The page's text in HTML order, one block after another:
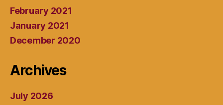
February 2021
January 2021
December 2020
Archives
July 2026